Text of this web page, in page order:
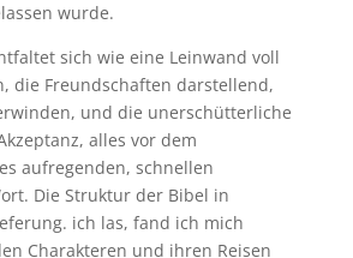
wurde.
sich wie eine Leinwand voll
die Freundschaften darstellend,
und die unerschütterliche
alles vor dem
aufregenden, schnellen
Die Struktur der Bibel in
ich las, fand ich mich
Charakteren und ihren Reisen